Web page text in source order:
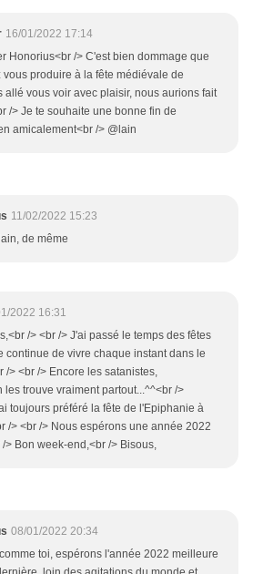
16/01/2022 17:14
Honorius<br /> C'est bien dommage que
produire à la fête médiévale de
allé vous voir avec plaisir, nous aurions fait
/> Je te souhaite une bonne fin de
amicalement<br /> @lain
11/02/2022 15:23
de même
2022 16:31
/> <br /> J'ai passé le temps des fêtes
continue de vivre chaque instant dans le
/> <br /> Encore les satanistes,
les trouve vraiment partout...^^<br />
toujours préféré la fête de l'Epiphanie à
/> <br /> Nous espérons une année 2022
/> Bon week-end,<br /> Bisous,
08/01/2022 20:34
toi, espérons l'année 2022 meilleure